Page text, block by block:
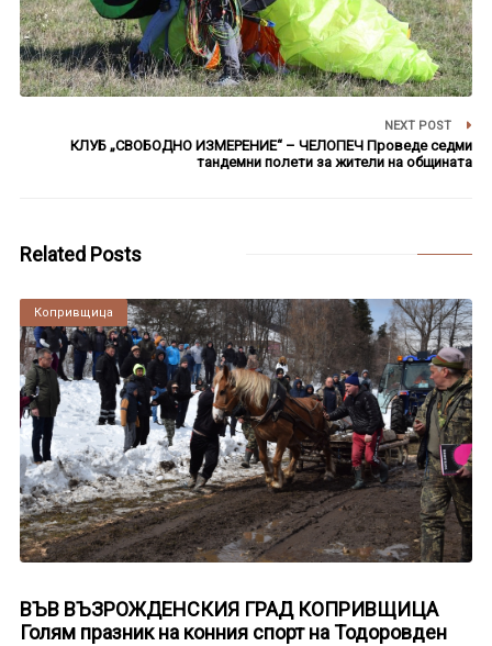
NEXT POST
КЛУБ „СВОБОДНО ИЗМЕРЕНИЕ“ – ЧЕЛОПЕЧ Проведе седми
тандемни полети за жители на общината
Related Posts
Копривщица
ВЪВ ВЪЗРОЖДЕНСКИЯ ГРАД КОПРИВЩИЦА
Голям празник на конния спорт на Тодоровден